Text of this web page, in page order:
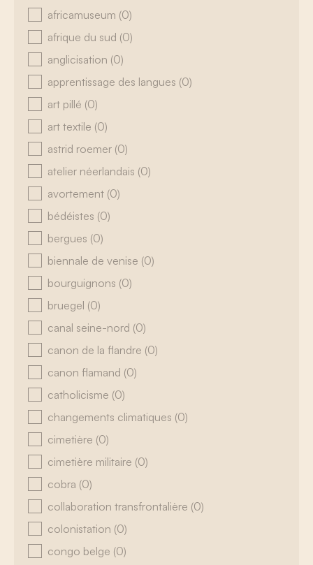
africamuseum (0)
afrique du sud (0)
anglicisation (0)
apprentissage des langues (0)
art pillé (0)
art textile (0)
astrid roemer (0)
atelier néerlandais (0)
avortement (0)
bédéistes (0)
bergues (0)
biennale de venise (0)
bourguignons (0)
bruegel (0)
canal seine-nord (0)
canon de la flandre (0)
canon flamand (0)
catholicisme (0)
changements climatiques (0)
cimetière (0)
cimetière militaire (0)
cobra (0)
collaboration transfrontalière (0)
colonistation (0)
congo belge (0)